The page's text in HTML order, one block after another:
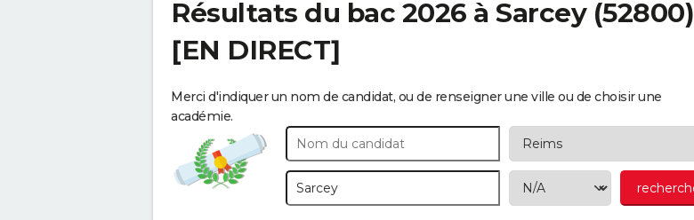
Résultats du bac 2026 à Sarcey(52800)
[EN DIRECT]
Merci d'indiquer un nom de candidat, ou de renseigner une ville ou de choisir une
académie.